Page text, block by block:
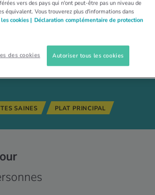
avec les régimes alimentaires
SAINES PLAT PRINCIPAL
vers des pays qui n'ont peut-être pas un niveau de
équivalent. Vous trouverez plus d'informations dans
cookies | Déclaration complémentaire de protection
des cookies Autoriser tous les cookies